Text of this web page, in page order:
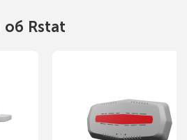
об Rstat